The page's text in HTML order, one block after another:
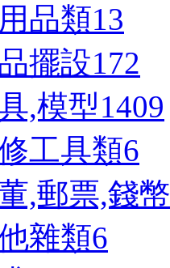
品類13
擺設172
,模型1409
工具類6
,郵票,錢幣
雜類6